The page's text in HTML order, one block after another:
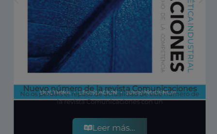
Nuevo número de la revista Comunicaciones
No os perdáis el repaso de actualidad de este número de
la revista Comunicaciones con un
Leer más...